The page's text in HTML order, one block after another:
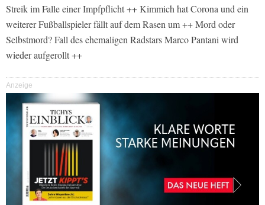
Streik im Falle einer Impfpflicht ++ Kimmich hat Corona und ein
weiterer Fußballspieler fällt auf dem Rasen um ++ Mord oder
Selbstmord? Fall des ehemaligen Radstars Marco Pantani wird
wieder aufgerollt ++
Anzeige